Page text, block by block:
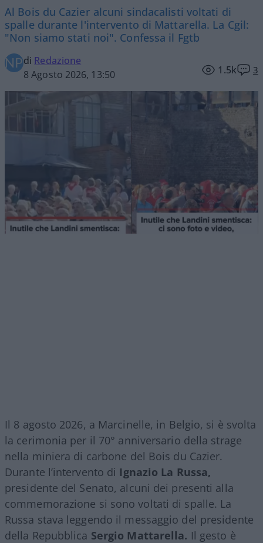
Al Bois du Cazier alcuni sindacalisti voltati di
spalle durante l'intervento di Mattarella. La Cgil:
"Non siamo stati noi". Confessa il Fgtb
di Redazione
8 Agosto 2026, 13:50
1.5k 3
Il 8 agosto 2026, a Marcinelle, in Belgio, si è svolta
la cerimonia per il 70° anniversario della strage
nella miniera di carbone del Bois du Cazier.
Durante l’intervento di Ignazio La Russa,
presidente del Senato, alcuni dei presenti alla
commemorazione si sono voltati di spalle. La
Russa stava leggendo il messaggio del presidente
della Repubblica Sergio Mattarella. Il gesto è